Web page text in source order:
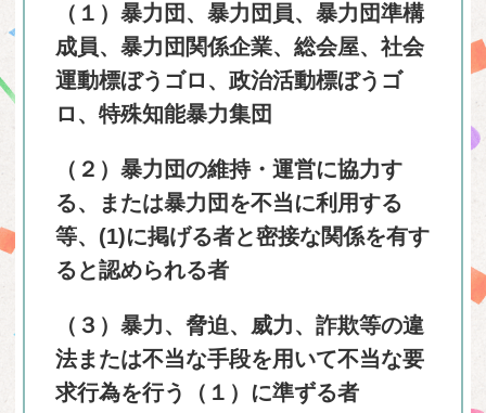
（１）暴力団、暴力団員、暴力団準構
成員、暴力団関係企業、総会屋、社会
運動標ぼうゴロ、政治活動標ぼうゴ
ロ、特殊知能暴力集団
（２）暴力団の維持・運営に協力す
る、または暴力団を不当に利用する
等、(1)に掲げる者と密接な関係を有す
ると認められる者
（３）暴力、脅迫、威力、詐欺等の違
法または不当な手段を用いて不当な要
求行為を行う（１）に準ずる者